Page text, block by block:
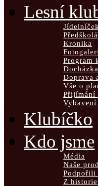
Lesní
Jídelníček
Kronika
Program
Doprava
Vše o
Přijímání
Klubíčko
Kdo jsme
Média
Naše
Podpořili
Z historie